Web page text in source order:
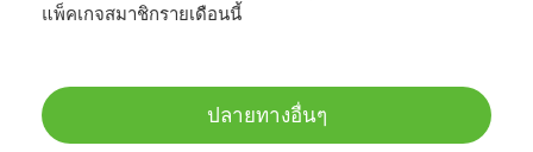
แพ็คเกจสมาชิกรายเดือนนี้
ปลายทางอื่นๆ